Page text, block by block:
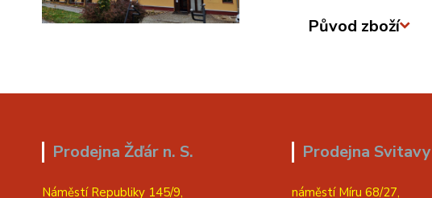
Původ zboží
Prodejna Žďár n. S.
Náměstí Republiky 145/9,
Prodejna Svitavy
náměstí Míru 68/27,